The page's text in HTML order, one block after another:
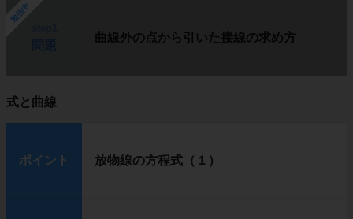
勉強中
曲線外の点から引いた接線の求め方
式と曲線
ポイント 放物線の方程式（１）